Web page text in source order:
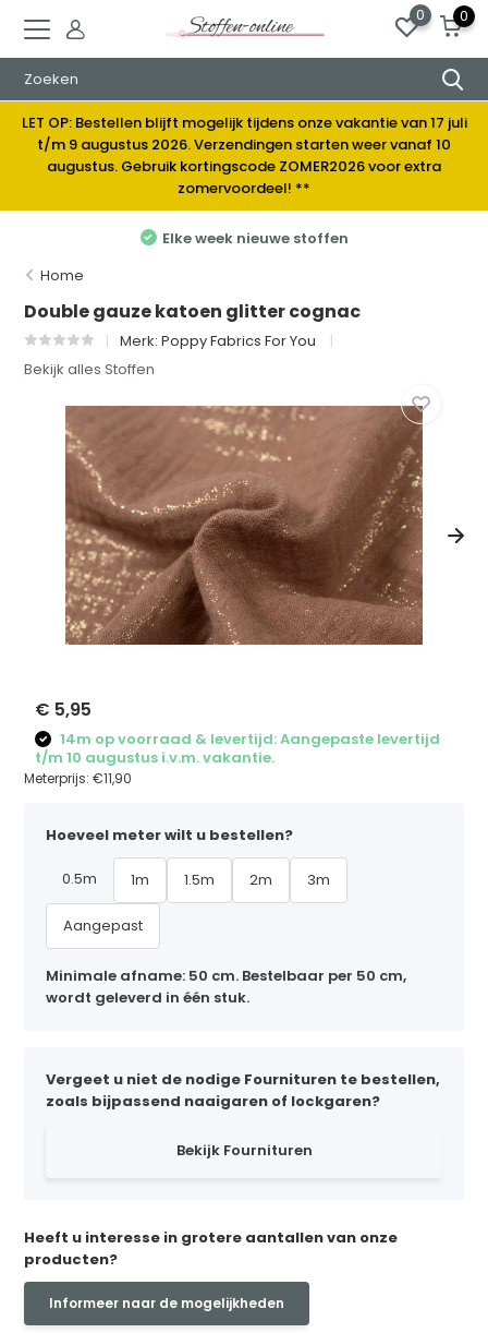
0 0
LET OP: Bestellen blijft mogelijk tijdens onze vakantie van 17 juli
t/m 9 augustus 2026. Verzendingen starten weer vanaf 10
augustus. Gebruik kortingscode ZOMER2026 voor extra
zomervoordeel! **
Elke week nieuwe stoffen
Home
Double gauze katoen glitter cognac
Merk:Poppy Fabrics For You
Bekijk alles Stoffen
€ 5,95
14m op voorraad & levertijd: Aangepaste levertijd
t/m 10 augustus i.v.m. vakantie.
Meterprijs:€11,90
Hoeveel meter wilt u bestellen?
0.5m 1m 1.5m 2m 3m
Aangepast
Minimale afname: 50 cm. Bestelbaar per 50 cm,
wordt geleverd in één stuk.
Vergeet u niet de nodige Fournituren te bestellen,
zoals bijpassend naaigaren of lockgaren?
Bekijk Fournituren
Heeft u interesse in grotere aantallen van onze
producten?
Informeer naar de mogelijkheden